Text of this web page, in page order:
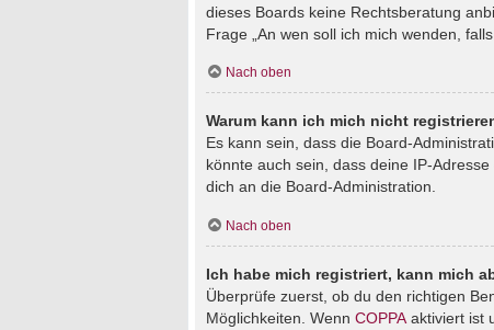
dieses Boards keine Rechtsberatung
Frage „An wen soll ich mich wenden,
Nach oben
Warum kann ich mich nicht
Es kann sein, dass die Board-
könnte auch sein, dass deine IP-
dich an die Board-Administration.
Nach oben
Ich habe mich registriert, kann mich
Überprüfe zuerst, ob du den richtigen
Möglichkeiten. Wenn COPPA aktiviert ist